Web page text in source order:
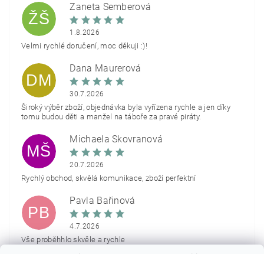
ŽŠ
Žaneta Šemberová
1.8.2026
Velmi rychlé doručení, moc děkuji :)!
DM
Dana Maurerová
30.7.2026
Široký výběr zboží, objednávka byla vyřízena rychle a jen díky
tomu budou děti a manžel na táboře za pravé piráty.
MŠ
Michaela Škovranová
20.7.2026
Rychlý obchod, skvělá komunikace, zboží perfektní
PB
Pavla Bařinová
4.7.2026
Vše proběhhlo skvěle a rychle